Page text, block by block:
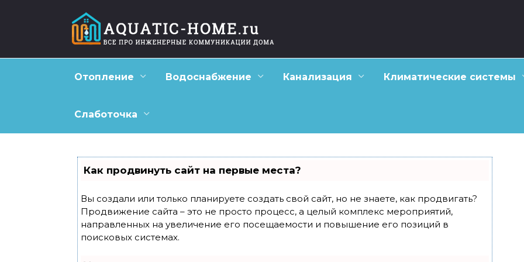
Отопление Водоснабжение Канализация Климатические системы
Слаботочка
Как продвинуть сайт на первые места?
Вы создали или только планируете создать свой сайт, но не знаете, как продвигать?
Продвижение сайта – это не просто процесс, а целый комплекс мероприятий,
направленных на увеличение его посещаемости и повышение его позиций в
поисковых системах.